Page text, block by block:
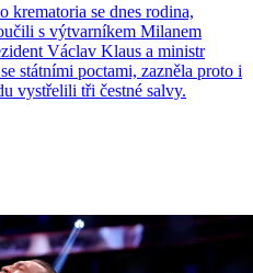
krematoria se dnes rodina,
s výtvarníkem Milanem
Václav Klaus a ministr
státními poctami, zazněla proto i
vystřelili tři čestné salvy.